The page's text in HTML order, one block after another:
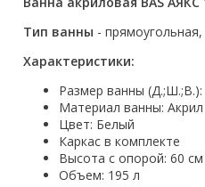
Кухонные мойки
Трапы
Радиаторы
Котлы отопления
Аксессуары для
Тип ванны -
Характеристики:
Размер ванны (Д.;Ш.;В.):
Материал ванны: Акрил
Цвет: Белый
Каркас в комплекте
Высота с опорой: 60 см
Объем: 195 л